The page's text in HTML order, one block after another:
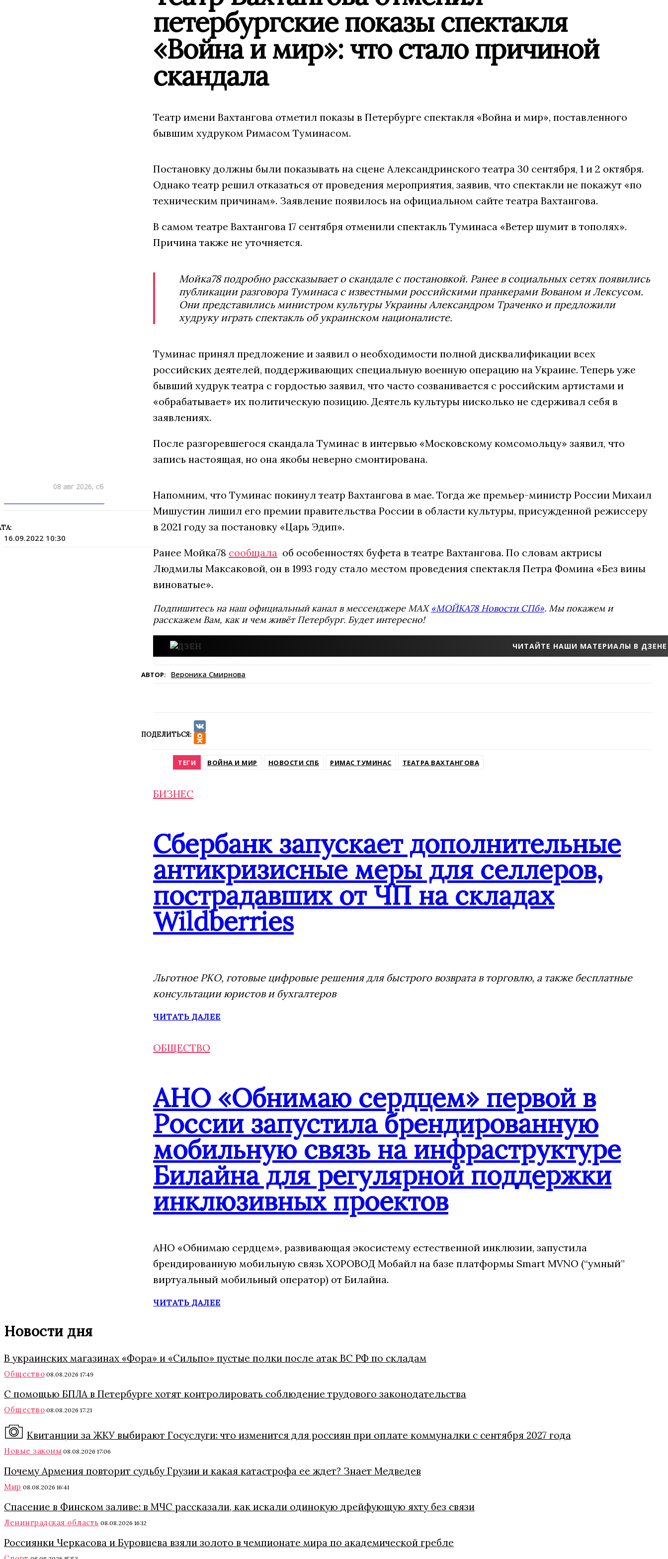
08 авг 2026, сб
16.09.2022 10:30
петербургские показы спектакля
«Война и мир»: что стало причиной
скандала
Театр имени Вахтангова отметил показы в Петербурге спектакля «Война и мир», поставленного
бывшим худруком Римасом Туминасом.
Постановку должны были показывать на сцене Александринского театра 30 сентября, 1 и 2 октября.
Однако театр решил отказаться от проведения мероприятия, заявив, что спектакли не покажут «по
техническим причинам». Заявление появилось на официальном сайте театра Вахтангова.
В самом театре Вахтангова 17 сентября отменили спектакль Туминаса «Ветер шумит в тополях».
Причина также не уточняется.
Мойка78 подробно рассказывает о скандале с постановкой. Ранее в социальных сетях появились
публикации разговора Туминаса с известными российскими пранкерами Вованом и Лексусом.
Они представились министром культуры Украины Александром Траченко и предложили
худруку играть спектакль об украинском националисте.
Туминас принял предложение и заявил о необходимости полной дисквалификации всех
российских деятелей, поддерживающих специальную военную операцию на Украине. Теперь уже
бывший худрук театра с гордостью заявил, что часто созванивается с российским артистами и
«обрабатывает» их политическую позицию. Деятель культуры нисколько не сдерживал себя в
заявлениях.
После разгоревшегося скандала Туминас в интервью «Московскому комсомольцу» заявил, что
запись настоящая, но она якобы неверно смонтирована.
Напомним, что Туминас покинул театр Вахтангова в мае. Тогда же премьер-министр России Михаил
Мишустин лишил его премии правительства России в области культуры, присужденной режиссеру
в 2021 году за постановку «Царь Эдип».
Ранее Мойка78 сообщала об особенностях буфета в театре Вахтангова. По словам актрисы
Людмилы Максаковой, он в 1993 году стало местом проведения спектакля Петра Фомина «Без вины
виноватые».
Подпишитесь на наш официальный канал в мессенджере MAX«МОЙКА78 Новости СПб». Мы покажем и
расскажем Вам, как и чем живёт Петербург. Будет интересно!
ЧИТАЙТЕ НАШИ МАТЕРИАЛЫ В ДЗЕНЕ
АВТОР: Вероника Смирнова
ПОДЕЛИТЬСЯ:
VK
ТЕГИ ВОЙНА И МИР НОВОСТИ СПБ РИМАС ТУМИНАС ТЕАТРА ВАХТАНГОВА
БИЗНЕС
Сбербанк запускает дополнительные
антикризисные меры для селлеров,
пострадавших от ЧП на складах
Wildberries
Льготное РКО, готовые цифровые решения для быстрого возврата в торговлю, а также бесплатные
консультации юристов и бухгалтеров
ЧИТАТЬ ДАЛЕЕ
ОБЩЕСТВО
АНО «Обнимаю сердцем» первой в
России запустила брендированную
мобильную связь на инфраструктуре
Билайна для регулярной поддержки
инклюзивных проектов
АНО «Обнимаю сердцем», развивающая экосистему естественной инклюзии, запустила
брендированную мобильную связь ХОРОВОД Мобайл на базе платформы Smart MVNO (“умный”
виртуальный мобильный оператор) от Билайна.
ЧИТАТЬ ДАЛЕЕ
Новости дня
В украинских магазинах «Фора» и «Сильпо» пустые полки после атак ВС РФ по складам
Общество 08.08.2026 17:49
С помощью БПЛА в Петербурге хотят контролировать соблюдение трудового законодательства
Общество 08.08.2026 17:21
Квитанции за ЖКУ выбирают Госуслуги: что изменится для россиян при оплате коммуналки с сентября 2027 года
Новые законы 08.08.2026 17:06
Почему Армения повторит судьбу Грузии и какая катастрофа ее ждет? Знает Медведев
Мир 08.08.2026 16:41
Спасение в Финском заливе: в МЧС рассказали, как искали одинокую дрейфующую яхту без связи
Ленинградская область 08.08.2026 16:12
Россиянки Черкасова и Буровцева взяли золото в чемпионате мира по академической гребле